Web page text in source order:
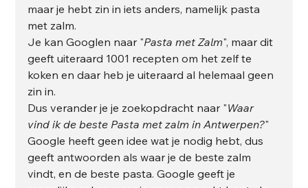
maar je hebt zin in iets anders, namelijk pasta
met zalm.
Je kan Googlen naar "Pasta met Zalm", maar dit
geeft uiteraard 1001 recepten om het zelf te
koken en daar heb je uiteraard al helemaal geen
zin in.
Dus verander je je zoekopdracht naar "Waar
vind ik de beste Pasta met zalm in Antwerpen?"
Google heeft geen idee wat je nodig hebt, dus
geeft antwoorden als waar je de beste zalm
vindt, en de beste pasta. Google geeft je